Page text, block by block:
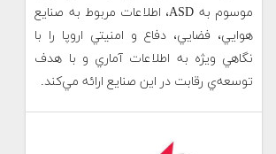
موسوم به ASD، اطلاعات مربوط به صنايع
هوايي، فضايي، دفاع و امنيتي اروپا را با
نگاهي ويژه به اطلاعات آماري و با هدف
توسعه‌ي رقابت در اين صنايع ارائه مي‌كند.